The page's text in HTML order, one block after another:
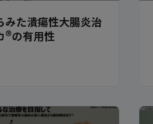
みた潰瘍性大腸炎治
®の有用性